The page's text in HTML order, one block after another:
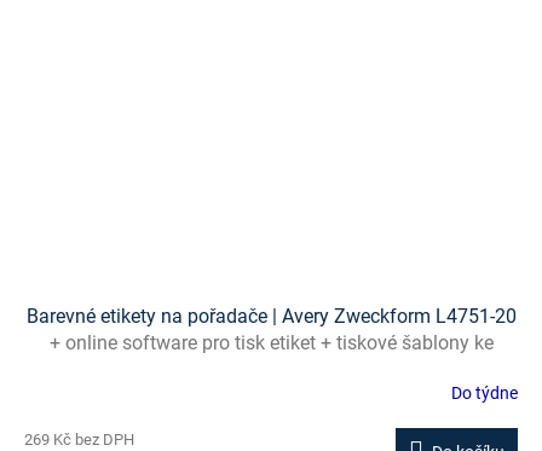
Barevné etikety na pořadače | Avery Zweckform L4751-20
+ online software pro tisk etiket + tiskové šablony ke
Do týdne
269 Kč bez DPH